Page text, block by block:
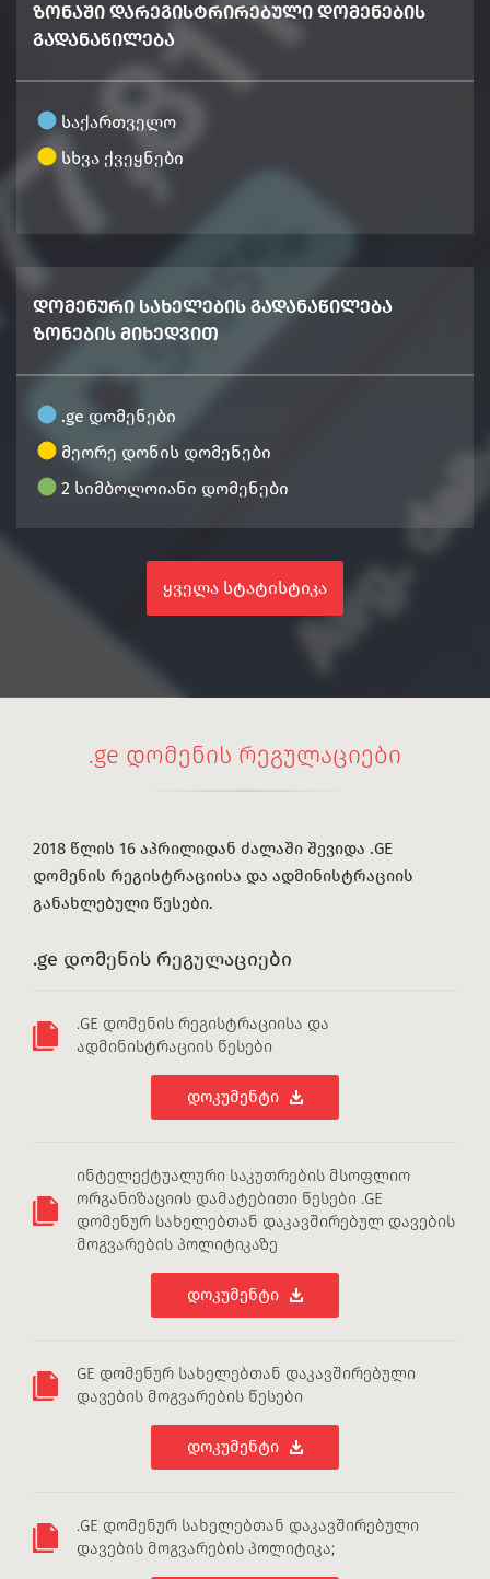
ზონაში დარეგისტრირებული დომენების
გადანაწილება
საქართველო
სხვა ქვეყნები
დომენური სახელების გადანაწილება
ზონების მიხედვით
.ge დომენები
მეორე დონის დომენები
2 სიმბოლოიანი დომენები
ყველა სტატისტიკა
.ge დომენის რეგულაციები
2018 წლის 16 აპრილიდან ძალაში შევიდა .GE
დომენის რეგისტრაციისა და ადმინისტრაციის
განახლებული წესები.
.ge დომენის რეგულაციები
.GE დომენის რეგისტრაციისა და
ადმინისტრაციის წესები
დოკუმენტი
ინტელექტუალური საკუთრების მსოფლიო
ორგანიზაციის დამატებითი წესები .GE
დომენურ სახელებთან დაკავშირებულ დავების
მოგვარების პოლიტიკაზე
დოკუმენტი
GE დომენურ სახელებთან დაკავშირებული
დავების მოგვარების წესები
დოკუმენტი
.GE დომენურ სახელებთან დაკავშირებული
დავების მოგვარების პოლიტიკა;